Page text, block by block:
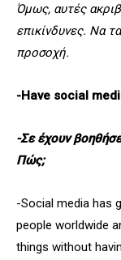
Όμως, αυτές
επικίνδυνες. Να
προσοχή.
-Have social
-Σε έχουν
Πώς;
-Social media has
people worldwide
things without